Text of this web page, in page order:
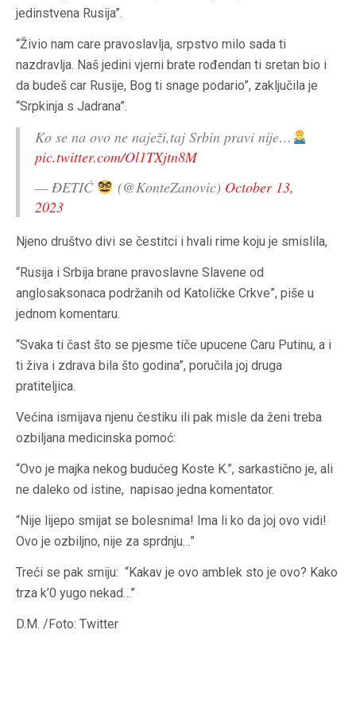
jedinstvena Rusija”.
“Živio nam care pravoslavlja, srpstvo milo sada ti
nazdravlja. Naš jedini vjerni brate rođendan ti sretan bio i
da budeš car Rusije, Bog ti snage podario”, zaključila je
“Srpkinja s Jadrana”.
Ko se na ovo ne naježi,taj Srbin pravi nije…
pic.twitter.com/Ol1TXjtn8M
— ĐETIĆ
(@KonteZanovic) October 13,
2023
Njeno društvo divi se čestitci i hvali rime koju je smislila,
“Rusija i Srbija brane pravoslavne Slavene od
anglosaksonaca podržanih od Katoličke Crkve”, piše u
jednom komentaru.
“Svaka ti čast što se pjesme tiče upucene Caru Putinu, a i
ti živa i zdrava bila što godina”, poručila joj druga
pratiteljica.
Većina ismijava njenu čestiku ili pak misle da ženi treba
ozbiljana medicinska pomoć:
“Ovo je majka nekog budućeg Koste K.”, sarkastično je, ali
ne daleko od istine, napisao jedna komentator.
“Nije lijepo smijat se bolesnima! Ima li ko da joj ovo vidi!
Ovo je ozbiljno, nije za sprdnju…”
Treći se pak smiju: “Kakav je ovo amblek sto je ovo? Kako
trza k’0 yugo nekad…”
D.M. /Foto: Twitter